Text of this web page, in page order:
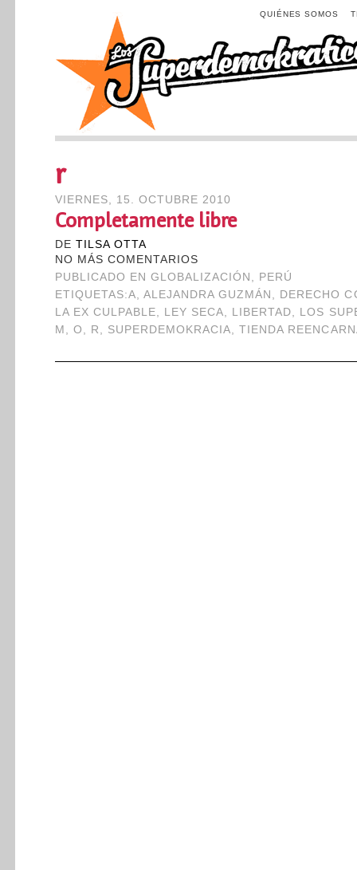
QUIÉNES SOMOS
r
VIERNES, 15. OCTUBRE 2010
Completamente libre
DE TILSA OTTA
NO MÁS COMENTARIOS
PUBLICADO EN GLOBALIZACIÓN , PERÚ
ETIQUETAS:A, ALEJANDRA GUZMÁN , DERECHO
LA EX CULPABLE, LEY SECA, LIBERTAD, LOS
M , O , R , SUPERDEMOKRACIA,TIENDA